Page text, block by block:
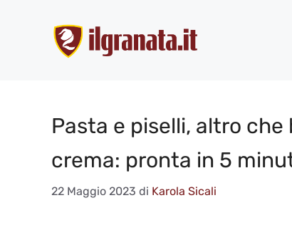
contenuto
Pasta e piselli, altro che
crema: pronta in 5
22 Maggio 2023 di Karola Sicali